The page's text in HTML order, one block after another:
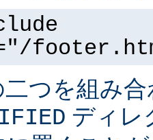
つを組み
ディレ